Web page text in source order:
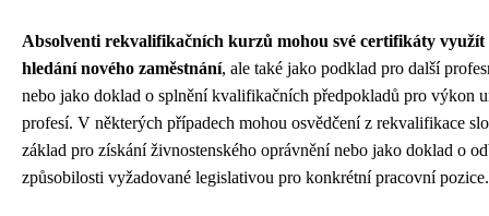
Absolventi rekvalifikačních kurzů mohou své certifikáty
hledání nového zaměstnání, ale také jako podklad pro další
nebo jako doklad o splnění kvalifikačních předpokladů pro výkon
profesí. V některých případech mohou osvědčení z rekvalifikace
základ pro získání živnostenského oprávnění nebo jako doklad o
způsobilosti vyžadované legislativou pro konkrétní pracovní pozice.